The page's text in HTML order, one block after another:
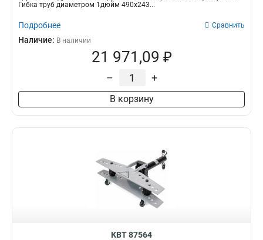
Гибка труб диаметром 1дюйм 490х243...
Подробнее Сравнить
Наличие: В наличии
21 971,09 ₽
– +
В корзину
КВТ 87564